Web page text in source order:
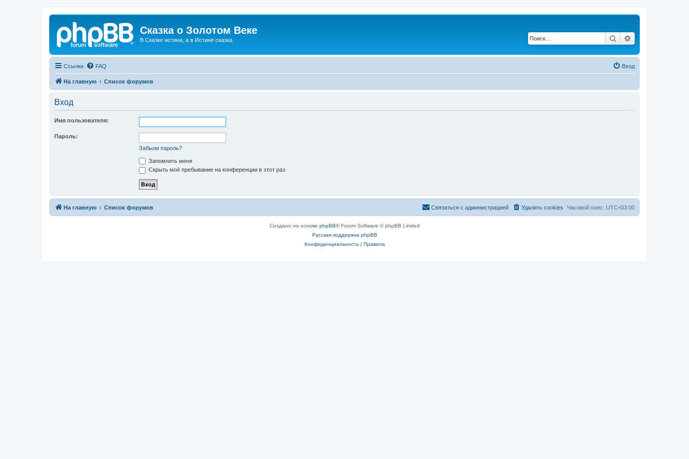
Сказка о Золотом Веке
В Сказке истина, а в Истине сказка. Поиск
Ссылки FAQ Вход
На главную Список форумов
Вход
Имя пользователя:
Пароль:
Забыли пароль?
Запомнить меня
Скрыть моё пребывание на конференции в этот раз
На главную Список форумов Часовой пояс: UTC+03:00
Удалить cookies
Связаться с администрацией
Создано на основе phpBB® Forum Software © phpBB Limited
Русская поддержка phpBB
Конфиденциальность| Правила